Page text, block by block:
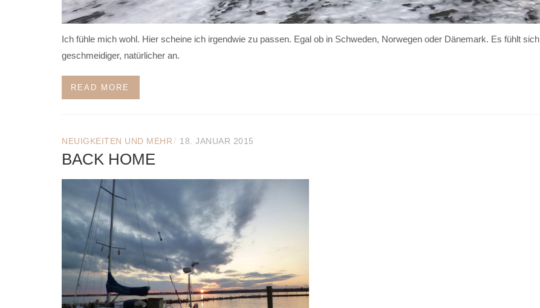
Ich fühle mich wohl. Hier scheine ich irgendwie zu passen. Egal ob in Schweden, Norwegen oder Dänemark. Es fühlt sich
geschmeidiger, natürlicher an.
READ MORE
NEUIGKEITEN UND MEHR/ 18. JANUAR 2015
BACK HOME